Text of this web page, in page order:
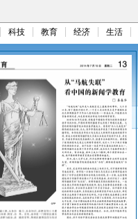
科技 教育 经济 生活